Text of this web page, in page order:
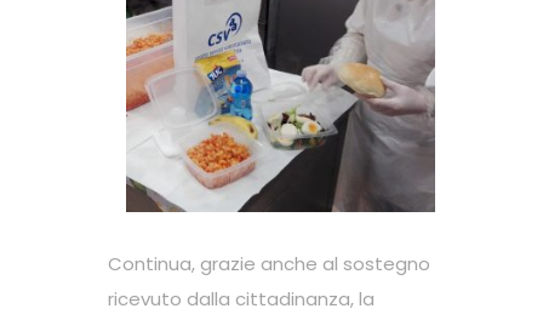
Continua, grazie anche al sostegno
ricevuto dalla cittadinanza, la